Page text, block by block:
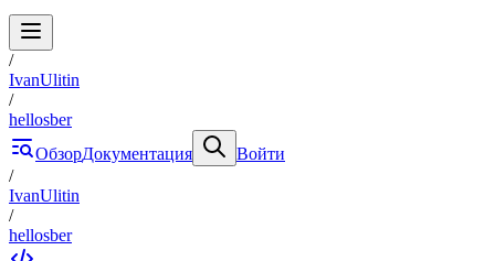
/
IvanUlitin
/
hellosber
ОбзорДокументация
Войти
/
IvanUlitin
/
hellosber